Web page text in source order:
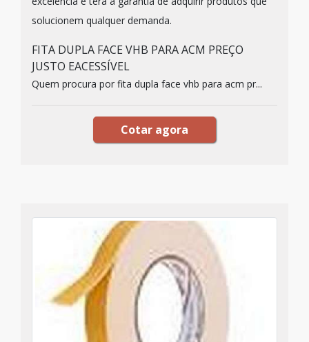
solucionem qualquer demanda.
FITA DUPLA FACE VHB PARA ACM PREÇO
JUSTO EACESSÍVEL
Quem procura por fita dupla face vhb para acm pr...
Cotar agora